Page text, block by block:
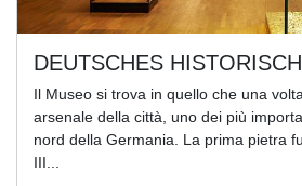
DEUTSCHES
Il Museo si trova in quello che una
arsenale della città, uno dei più
nord della Germania. La prima pietra
III...